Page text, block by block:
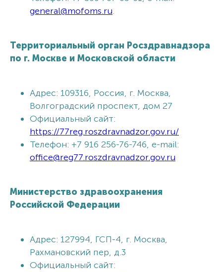
general@mofoms.ru.
Территориальный орган Росздравнадзора
по г. Москве и Московской области
Адрес: 109316, Россия, г. Москва,
Волгоградский проспект, дом 27
Официальный сайт:
https://77reg.roszdravnadzor.gov.ru/
Телефон: +7 916 256-76-746, e-mail:
office@reg77.roszdravnadzor.gov.ru
Министерство здравоохранения
Российской Федерации
Адрес: 127994, ГСП-4, г. Москва,
Рахмановский пер, д.3
Официальный сайт: